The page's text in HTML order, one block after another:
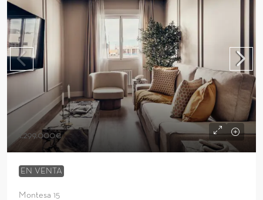
1.299.000€
EN VENTA
Montesa 15